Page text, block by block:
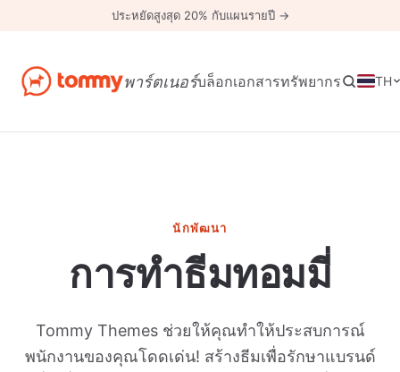
ประหยัดสูงสุด 20% กับแผนรายปี →
พาร์ตเนอร์บล็อกเอกสารทรัพยากร TH
นักพัฒนา
การทำธีมทอมมี่
Tommy Themes ช่วยให้คุณทำให้ประสบการณ์
พนักงานของคุณโดดเด่น! สร้างธีมเพื่อรักษาแบรนด์